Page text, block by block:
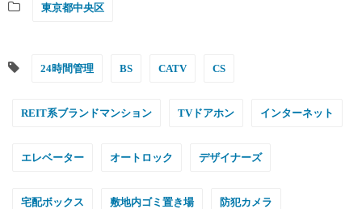
東京都中央区
24時間管理 BS CATV CS
REIT系ブランドマンション TVドアホン インターネット
エレベーター オートロック デザイナーズ
宅配ボックス 敷地内ゴミ置き場 防犯カメラ